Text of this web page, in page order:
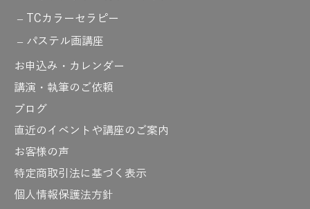
TCカラーセラピー
パステル画講座
お申込み・カレンダー
講演・執筆のご依頼
ブログ
直近のイベントや講座のご案内
お客様の声
特定商取引法に基づく表示
個人情報保護法方針